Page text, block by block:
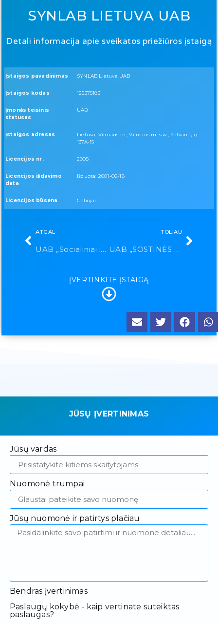
SYNLAB LIETUVA UAB
Detali informacija apie sveikatos priežiūros įstaigą
Įstaigos pavadinimas SYNLAB Lietuva UAB
Įstaigos kodas 125375183
Įmonės teisinis
statusas
UAB
Įstaigos adresas
Lietuva, Vilniaus m., Vilniaus m. sav., Kalvarijų g.
137A-15
Licencijos nr. 2005
Licencijos išdavimo
data
Išduota: 2001-06-18
Licencijos būsena Galiojanti
ATGAL
UAB „Socialiniai ir sveikatos projektai“
TOLIAU
UAB „SOSTINĖS GREITOJI”
ĮVERTINKITE ĮSTAIGĄ
JŪSŲ ĮVERTINIMAS
Jūsų vardas
Nuomonė trumpai
Jūsų nuomonė ir patirtys plačiau
Bendras įvertinimas
Paslaugų kokybė - kaip vertinate suteiktas
paslaugas?